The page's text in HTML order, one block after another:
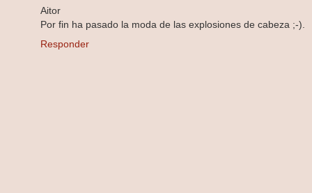
Aitor
Por fin ha pasado la moda de las explosiones de cabeza ;-).
Responder